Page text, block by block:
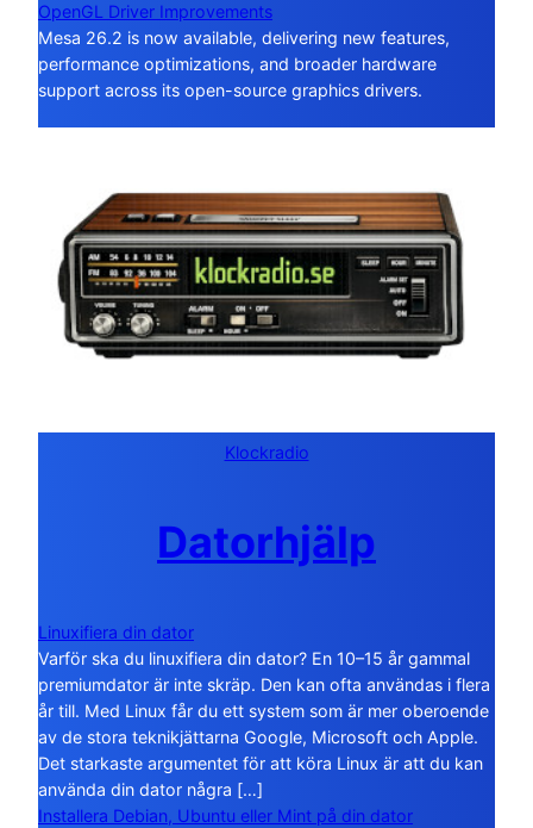
OpenGL Driver Improvements
Mesa 26.2 is now available, delivering new features,
performance optimizations, and broader hardware
support across its open-source graphics drivers.
Klockradio
Datorhjälp
Linuxifiera din dator
Varför ska du linuxifiera din dator? En 10–15 år gammal
premiumdator är inte skräp. Den kan ofta användas i flera
år till. Med Linux får du ett system som är mer oberoende
av de stora teknikjättarna Google, Microsoft och Apple.
Det starkaste argumentet för att köra Linux är att du kan
använda din dator några […]
Installera Debian, Ubuntu eller Mint på din dator